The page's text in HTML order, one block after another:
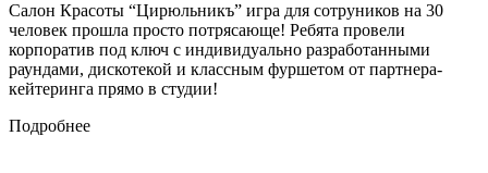
Салон Красоты “Цирюльникъ” игра для сотруников на 30
человек прошла просто потрясающе! Ребята провели
корпоратив под ключ с индивидуально разработанными
раундами, дискотекой и классным фуршетом от партнера-
кейтеринга прямо в студии!
Подробнее